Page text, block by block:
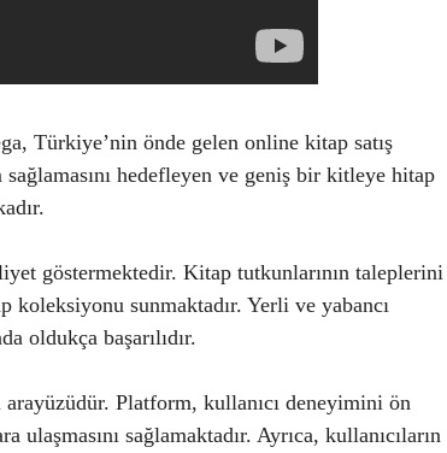
Türkiye’nin önde gelen online kitap satış
hedefleyen ve geniş bir kitleye hitap
göstermektedir. Kitap tutkunlarının taleplerini
sunmaktadır. Yerli ve yabancı
oldukça başarılıdır.
Platform, kullanıcı deneyimini ön
sağlamaktadır. Ayrıca, kullanıcıların